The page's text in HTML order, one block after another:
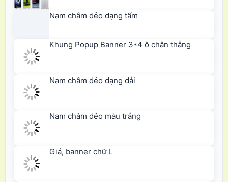
Nam châm dẻo dạng tấm
Khung Popup Banner 3*4 ô chân thẳng
Nam châm dẻo dạng dải
Nam châm dẻo màu trắng
Giá, banner chữ L